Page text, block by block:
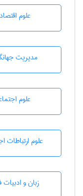
علوم
مديريت
علوم
علوم ارتباطات
زبان و